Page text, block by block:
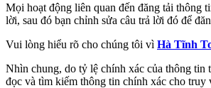
Mọi hoạt động liên quan đến đăng tải thông
lời, sau đó bạn chỉnh sửa câu trả lời đó để
Vui lòng hiểu rõ cho chúng tôi vì Hà Tĩnh
Nhìn chung, do tỷ lệ chính xác của thông tin
đọc và tìm kiếm thông tin chính xác cho truy